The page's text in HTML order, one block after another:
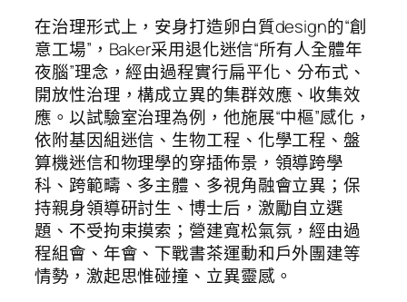
在治理形式上，安身打造卵白質design的“創
意工場”，Baker采用退化迷信“所有人全體年
夜腦”理念，經由過程實行扁平化、分布式、
開放性治理，構成立異的集群效應、收集效
應。以試驗室治理為例，他施展“中樞”感化，
依附基因組迷信、生物工程、化學工程、盤
算機迷信和物理學的穿插佈景，領導跨學
科、跨範疇、多主體、多視角融會立異；保
持親身領導研討生、博士后，激勵自立選
題、不受拘束摸索；營建寬松氣氛，經由過
程組會、年會、下戰書茶運動和戶外團建等
情勢，激起思惟碰撞、立異靈感。